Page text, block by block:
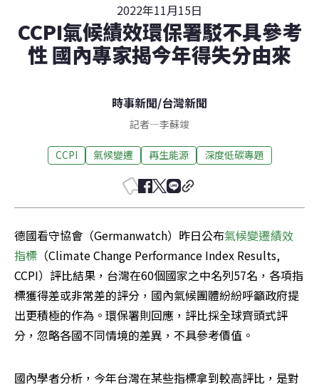
2022年11月15日
CCPI氣候績效環保署駁不具參考
性 國內專家揭今年得失分由來
時事新聞/台灣新聞
記者—李蘇竣
CCPI 氣候變遷 再生能源 深度低碳專題
德國看守協會（Germanwatch）昨日公布氣候變遷績效
指標 （Climate Change Performance Index Results,
CCPI）評比結果，台灣在60個國家之中名列57名，各項指
標獲得差或非常差的評分，國內氣候團體紛紛呼籲政府提
出更積極的作為。環保署則回應，評比採全球齊頭式評
分，忽略各國不同情境的差異，不具參考價值。
國內學者分析，今年台灣在某些指標拿到較高評比，是對